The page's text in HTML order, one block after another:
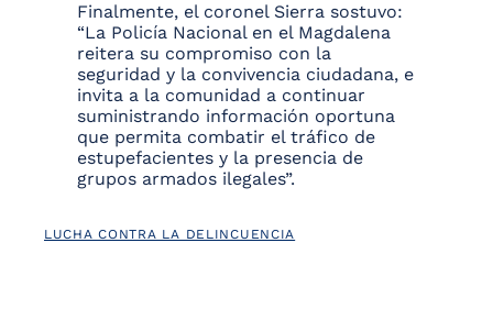
Finalmente, el coronel Sierra sostuvo:
“La Policía Nacional en el Magdalena
reitera su compromiso con la
seguridad y la convivencia ciudadana, e
invita a la comunidad a continuar
suministrando información oportuna
que permita combatir el tráfico de
estupefacientes y la presencia de
grupos armados ilegales”.
LUCHA CONTRA LA DELINCUENCIA